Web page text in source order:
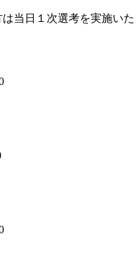
当日１次選考を実施いた